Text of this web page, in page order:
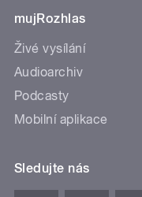
mujRozhlas
Živé vysílání
Audioarchiv
Podcasty
Mobilní aplikace
Sledujte nás